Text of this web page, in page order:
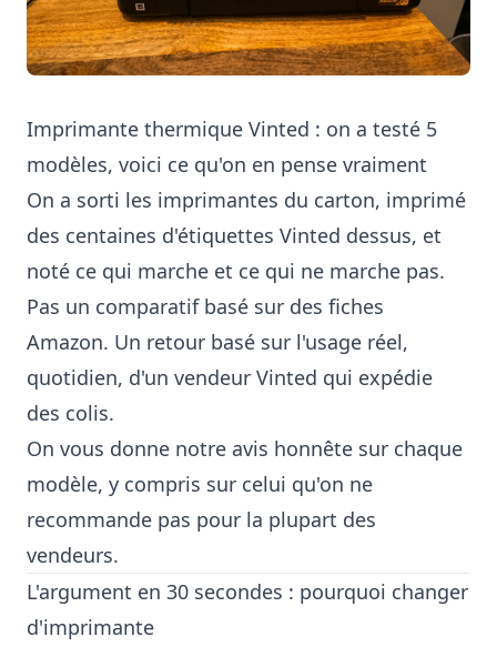
Imprimante thermique Vinted : on a testé 5
modèles, voici ce qu'on en pense vraiment
On a sorti les imprimantes du carton, imprimé
des centaines d'étiquettes Vinted dessus, et
noté ce qui marche et ce qui ne marche pas.
Pas un comparatif basé sur des fiches
Amazon. Un retour basé sur l'usage réel,
quotidien, d'un vendeur Vinted qui expédie
des colis.
On vous donne notre avis honnête sur chaque
modèle, y compris sur celui qu'on ne
recommande pas pour la plupart des
vendeurs.
L'argument en 30 secondes : pourquoi changer
d'imprimante